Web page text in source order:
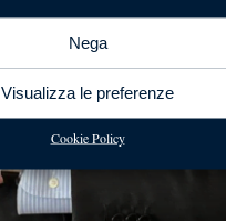
Nega
Visualizza le preferenze
Cookie Policy